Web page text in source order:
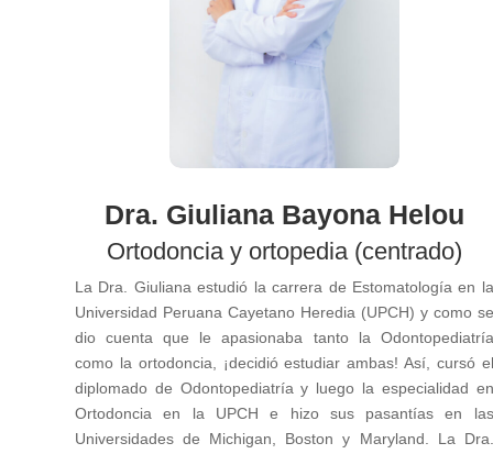
Dra. Giuliana Bayona Helou
Ortodoncia y ortopedia (centrado)
La Dra. Giuliana estudió la carrera de Estomatología en la
Universidad Peruana Cayetano Heredia (UPCH) y como se
dio cuenta que le apasionaba tanto la Odontopediatría
como la ortodoncia, ¡decidió estudiar ambas! Así, cursó el
diplomado de Odontopediatría y luego la especialidad en
Ortodoncia en la UPCH e hizo sus pasantías en las
Universidades de Michigan, Boston y Maryland. La Dra.